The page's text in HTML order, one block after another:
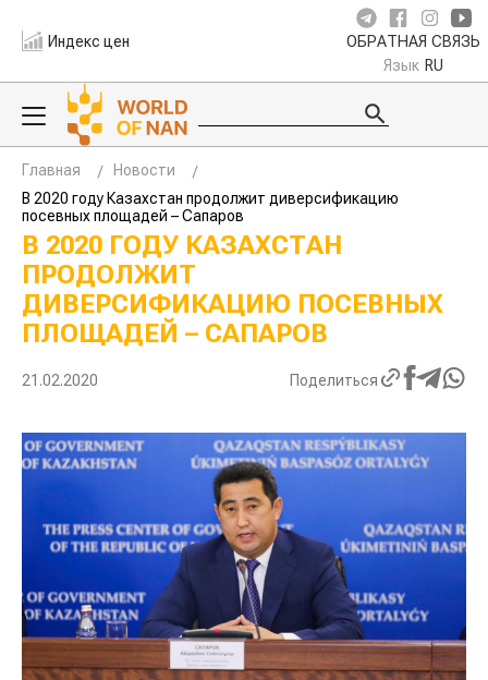
Индекс цен ОБРАТНАЯ СВЯЗЬ
Язык RU
Главная
Новости
В 2020 году Казахстан продолжит диверсификацию
посевных площадей – Сапаров
В 2020 ГОДУ КАЗАХСТАН
ПРОДОЛЖИТ
ДИВЕРСИФИКАЦИЮ ПОСЕВНЫХ
ПЛОЩАДЕЙ – САПАРОВ
21.02.2020 Поделиться